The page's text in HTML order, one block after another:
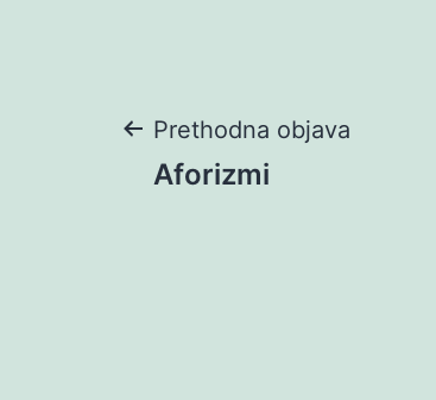
Navigacija
Prethodna objava
Aforizmi